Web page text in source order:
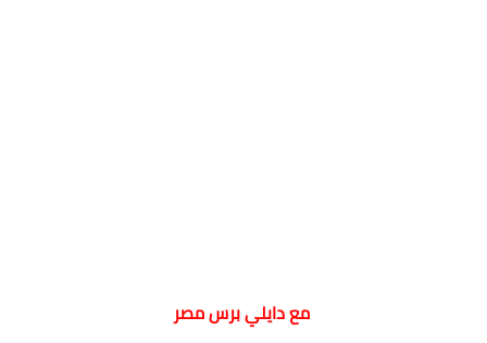
مع دايلي برس مصر